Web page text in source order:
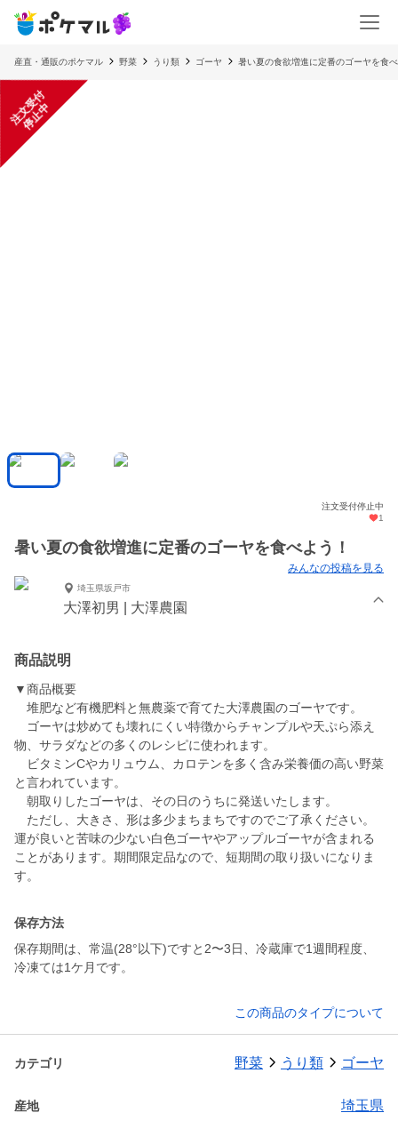
産直・通販のポケマル 野菜 うり類 ゴーヤ 暑い夏の食欲増進に定番のゴーヤを食
注
文
受
付
停
止
中
注文受付停止中
1
暑い夏の食欲増進に定番のゴーヤを食べよう！
みんなの投稿を見る
埼玉県坂戸市
大澤初男 | 大澤農園
商品説明
▼商品概要
堆肥など有機肥料と無農薬で育てた大澤農園のゴーヤです。
ゴーヤは炒めても壊れにくい特徴からチャンプルや天ぷら添え
物、サラダなどの多くのレシピに使われます。
ビタミンCやカリュウム、カロテンを多く含み栄養価の高い野菜
と言われています。
朝取りしたゴーヤは、その日のうちに発送いたします。
ただし、大きさ、形は多少まちまちですのでご了承ください。
運が良いと苦味の少ない白色ゴーヤやアップルゴーヤが含まれる
ことがあります。期間限定品なので、短期間の取り扱いになりま
す。
保存方法
保存期間は、常温(28°以下)ですと2〜3日、冷蔵庫で1週間程度、
冷凍ては1ケ月です。
この商品のタイプについて
カテゴリ 野菜 うり類 ゴーヤ
産地 埼玉県